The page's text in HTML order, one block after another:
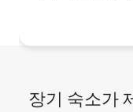
장기 숙소가